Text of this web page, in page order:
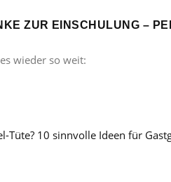
ZUR EINSCHULUNG –
wieder so weit: